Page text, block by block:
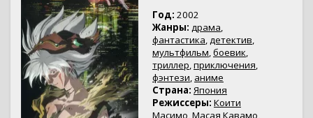
Год: 2002
Жанры: драма,
фантастика,детектив,
мультфильм,боевик,
триллер,приключения,
фэнтези, аниме
Страна: Япония
Режиссеры: Коити
Масимо,Масая Кавамо,